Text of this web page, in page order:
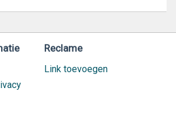
Reclame
Link toevoegen